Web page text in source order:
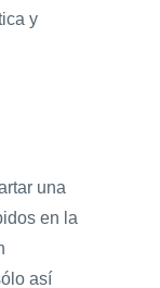
y
una
en la
así